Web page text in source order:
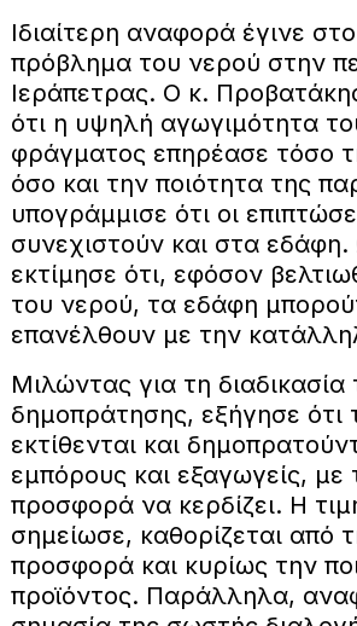
Ιδιαίτερη αναφορά έγινε
πρόβλημα του νερού στην
Ιεράπετρας. Ο κ.
ότι η υψηλή αγωγιμότητα
φράγματος επηρέασε τόσο
όσο και την ποιότητα της
υπογράμμισε ότι οι
συνεχιστούν και στα
εκτίμησε ότι, εφόσον
του νερού, τα εδάφη
επανέλθουν με την
Μιλώντας για τη διαδικασία
δημοπράτησης, εξήγησε ότι
εκτίθενται και
εμπόρους και εξαγωγείς, με
προσφορά να κερδίζει. Η
σημείωσε, καθορίζεται από
προσφορά και κυρίως την
προϊόντος. Παράλληλα,